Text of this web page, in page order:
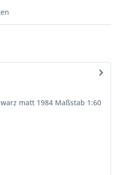
matt 1984 Maßstab 1:60